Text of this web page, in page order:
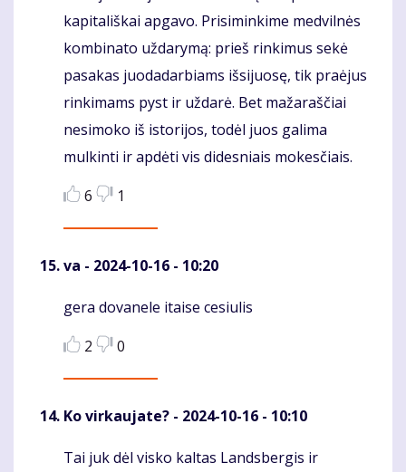
kapitališkai apgavo. Prisiminkime medvilnės
kombinato uždarymą: prieš rinkimus sekė
pasakas juodadarbiams išsijuosę, tik praėjus
rinkimams pyst ir uždarė. Bet mažaraščiai
nesimoko iš istorijos, todėl juos galima
mulkinti ir apdėti vis didesniais mokesčiais.
6
1
va - 2024-10-16 - 10:20
Komentaras
gera dovanele itaise cesiulis
2
0
Ko virkaujate? - 2024-10-16 - 10:10
Komentaras
Tai juk dėl visko kaltas Landsbergis ir